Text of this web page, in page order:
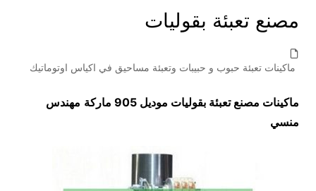
مصنع تعبئة بقوليات
ماكينات تعبئة حبوب و حبيبات وتعبئة مساحيق في اكياس اوتوماتيك
ماكينات مصنع تعبئة بقوليات موديل 905 ماركة
مهندس
منسي